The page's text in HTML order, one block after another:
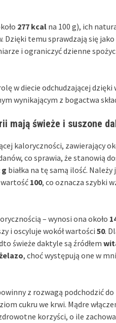
277 kcal na 100 g), ich
Dzięki temu sprawdzają się
i ograniczyć dzienne
w diecie odchudzającej dzięki
wynikającym z bogactwa
mają świeże i suszone
kaloryczności, zawierający
co sprawia, że stanowią
g białka na tę samą ilość.
100, co oznacza szybki
– wynosi ona około
i oscyluje wokół wartości 50.
świeże daktyle są źródłem
, choć występują one w
z rozwagą podchodzić
cukru we krwi. Mądre
korzyści, o ile